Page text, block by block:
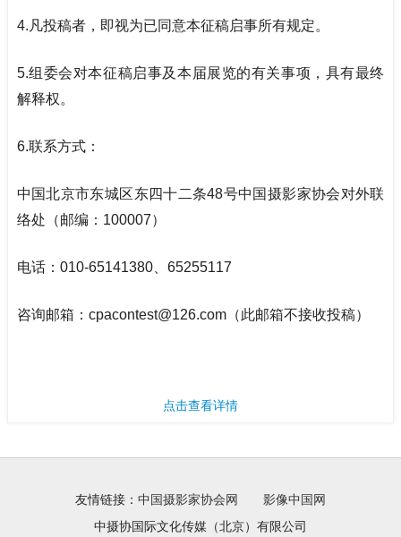
4. 凡投稿者，即视为已同意本征稿启事所有规定。
5.组委会对本征稿启事及本届展览的有关事项，具有最终
解释权。
6.联系方式：
中国北京市东城区东四十二条48号中国摄影家协会对外联
络处（邮编：100007）
电话： 010-65141380、65255117
咨询邮箱： cpacontest@126.com（此邮箱不接收投稿）
点击查看详情
友情链接： 中国摄影家协会网
影像中国网
中摄协国际文化传媒（北京）有限公司